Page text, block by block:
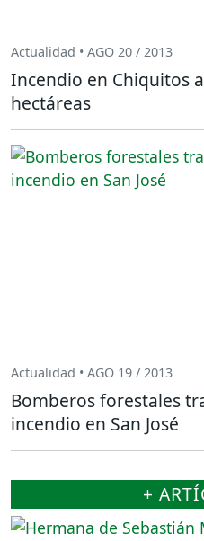
Actualidad • AGO 20 / 2013
Incendio en Chiquitos
hectáreas
Actualidad • AGO 19 / 2013
Bomberos forestales
incendio en San José
+